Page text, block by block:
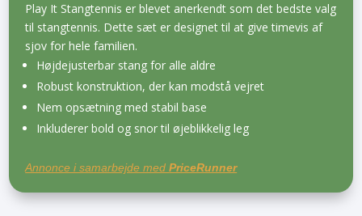
Play It Stangtennis er blevet anerkendt som det bedste valg
til stangtennis. Dette sæt er designet til at give timevis af
sjov for hele familien.
Højdejusterbar stang for alle aldre
Robust konstruktion, der kan modstå vejret
Nem opsætning med stabil base
Inkluderer bold og snor til øjeblikkelig leg
Annonce i samarbejde medPriceRunner